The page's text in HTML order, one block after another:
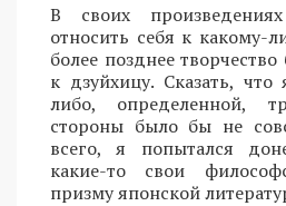
В своих
относить себя к какому-
более позднее
к дзуйхицу. Сказать, что
либо, определенной,
стороны было бы не
всего, я попытался
какие-то свои
призму японской